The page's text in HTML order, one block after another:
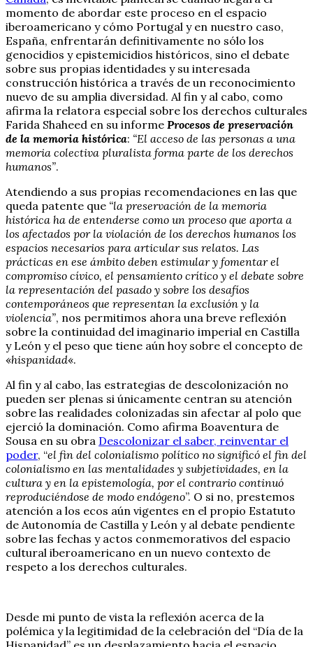
momento de abordar este proceso en el espacio
iberoamericano y cómo Portugal y en nuestro caso,
España, enfrentarán definitivamente no sólo los
genocidios y epistemicidios históricos, sino el debate
sobre sus propias identidades y su interesada
construcción histórica a través de un reconocimiento
nuevo de su amplia diversidad. Al fin y al cabo, como
afirma la relatora especial sobre los derechos culturales
Farida Shaheed en su informe Procesos de preservación
de la memoria histórica: “El acceso de las personas a una
memoria colectiva pluralista forma parte de los derechos
humanos”.
Atendiendo a sus propias recomendaciones en las que
queda patente que “la preservación de la memoria
histórica ha de entenderse como un proceso que aporta a
los afectados por la violación de los derechos humanos los
espacios necesarios para articular sus relatos. Las
prácticas en ese ámbito deben estimular y fomentar el
compromiso cívico, el pensamiento crítico y el debate sobre
la representación del pasado y sobre los desafíos
contemporáneos que representan la exclusión y la
violencia”, nos permitimos ahora una breve reflexión
sobre la continuidad del imaginario imperial en Castilla
y León y el peso que tiene aún hoy sobre el concepto de
«hispanidad«.
Al fin y al cabo, las estrategias de descolonización no
pueden ser plenas si únicamente centran su atención
sobre las realidades colonizadas sin afectar al polo que
ejerció la dominación. Como afirma Boaventura de
Sousa en su obra Descolonizar el saber, reinventar el
poder, “el fin del colonialismo político no significó el fin del
colonialismo en las mentalidades y subjetividades, en la
cultura y en la epistemología, por el contrario continuó
reproduciéndose de modo endógeno”. O si no, prestemos
atención a los ecos aún vigentes en el propio Estatuto
de Autonomía de Castilla y León y al debate pendiente
sobre las fechas y actos conmemorativos del espacio
cultural iberoamericano en un nuevo contexto de
respeto a los derechos culturales.
Desde mi punto de vista la reflexión acerca de la
polémica y la legitimidad de la celebración del “Día de la